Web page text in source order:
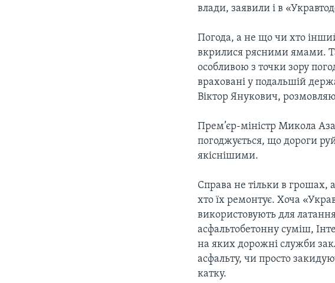
влади, заявили і в
Погода, а не що чи хто
вкрилися рясними ямами.
особливою з точки зору
враховані у подальшій
Віктор Янукович,
Прем’єр-міністр Микола
погоджується, що дороги
якіснішими.
Справа не тільки в грошах,
хто їх ремонтує. Хоча
використовують для
асфальтобетонну суміш,
на яких дорожні служби
асфальту, чи просто
катку.